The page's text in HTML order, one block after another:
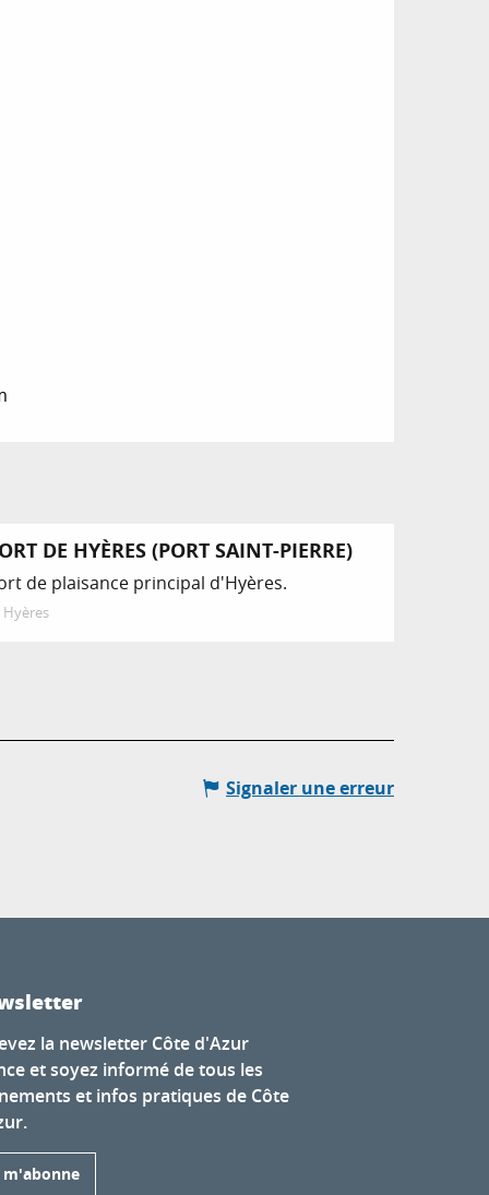
DE HYÈRES (PORT SAINT-PIERRE)
de plaisance principal d'Hyères.
Hyères
Signaler une erreur
la newsletter Côte d'Azur
et soyez informé de tous les
et infos pratiques de Côte
m'abonne